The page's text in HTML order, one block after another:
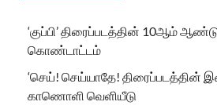
‘குப்பி’ திரைப்படத்தின் 10ஆம்
கொண்டாட்டம்
‘செய்! செய்யாதே! திரைப்படத்தின்
காணொளி வெளியீடு